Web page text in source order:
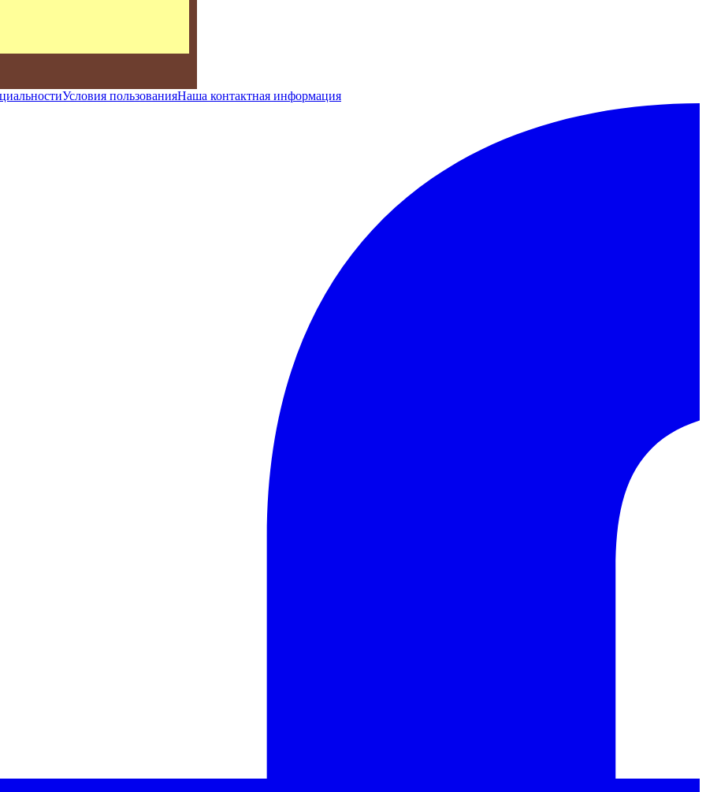
Условия пользованияНаша контактная информация